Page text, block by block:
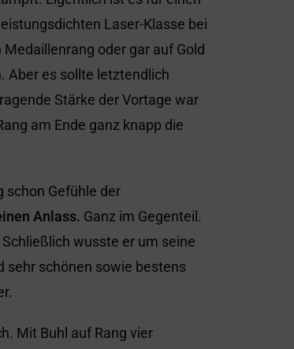
Laser-Klasse bei
oder gar auf Gold
Aber es sollte letztendlich
Stärke der Vortage war
am Ende ganz knapp die
schon Gefühle der
Anlass. Ganz im Gegenteil.
wusste er um seine
sehr schönen sowie bestens
Mit Buhl auf Rang vier